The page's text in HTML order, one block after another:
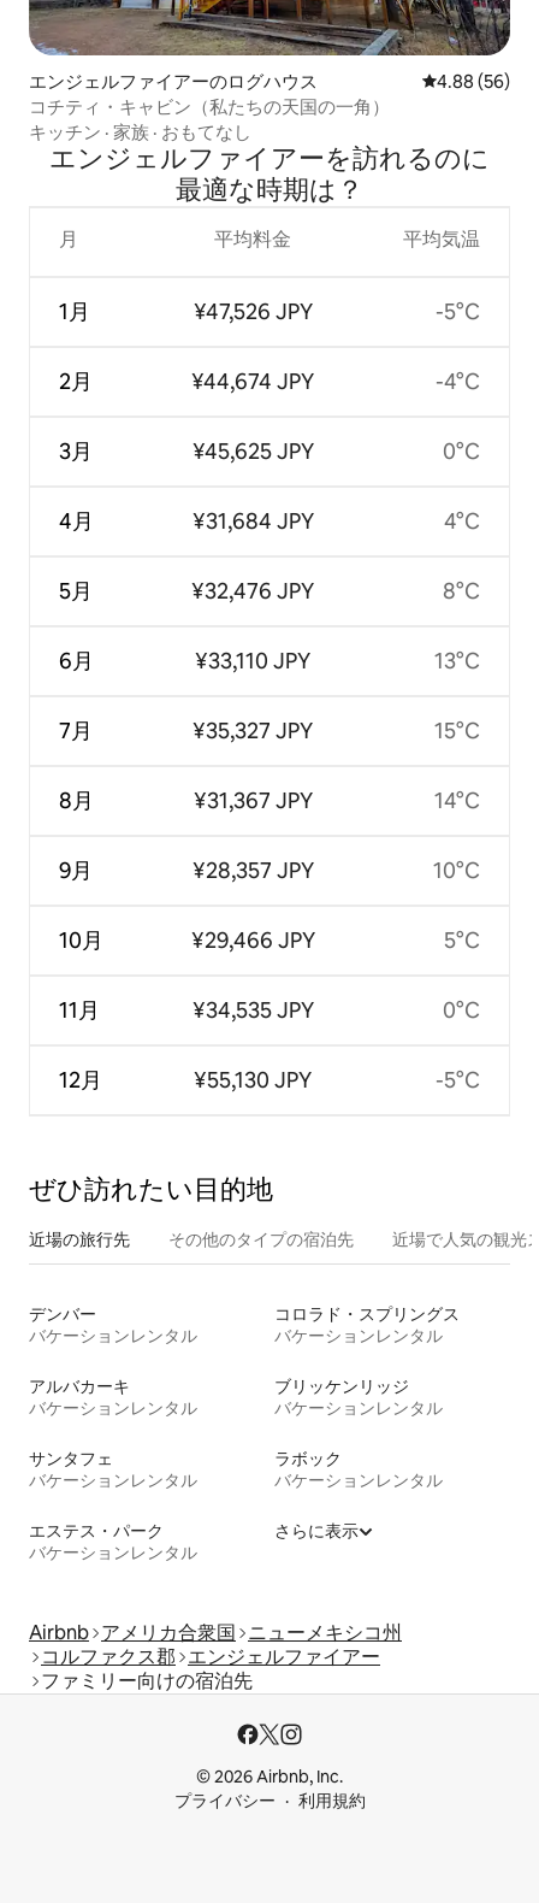
エンジェルファイアーのログハウス レビュー56
4.88 (56)
コチティ・キャビン（私たちの天国の一角）
キッチン · 家族 · おもてなし
エンジェルファイアーを訪⁠れ⁠るの⁠に
最⁠適⁠な時⁠期⁠は⁠？
月
1月
2月
3月
4月
5月
6月
7月
8月
9月
10月
11月
12月
平均料金
¥47,526 JPY
¥44,674 JPY
¥45,625 JPY
¥31,684 JPY
¥32,476 JPY
¥33,110 JPY
¥35,327 JPY
¥31,367 JPY
¥28,357 JPY
¥29,466 JPY
¥34,535 JPY
¥55,130 JPY
平均気温
-5°C
-4°C
0°C
4°C
8°C
13°C
15°C
14°C
10°C
5°C
0°C
-5°C
ぜひ訪⁠れ⁠た⁠い目⁠的⁠地
近場の旅行先 その他のタ⁠イ⁠プ⁠の宿⁠泊⁠先 近場で人気の観光
デンバー
バケーションレンタル
コロラド・スプリングス
バケーションレンタル
アルバカーキ
バケーションレンタル
ブリッケンリッジ
バケーションレンタル
サンタフェ
バケーションレンタル
ラボック
バケーションレンタル
エステス・パーク
バケーションレンタル
さらに表示
Airbnb アメリカ合衆国 ニューメキシコ州
コルファクス郡 エンジェルファイアー
ファミリー向けの宿泊先
© 2026 Airbnb, Inc.
プライバシー
利用規約